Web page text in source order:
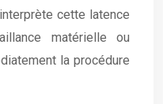
cette latence
matérielle ou
la procédure